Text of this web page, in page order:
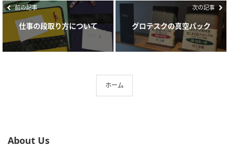
前の記事
仕事の段取り方について
次の記事
グロテスクの真空パック
ホーム
About Us